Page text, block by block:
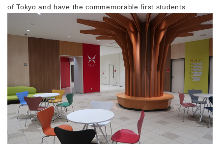
of Tokyo and have the commemorable first students.